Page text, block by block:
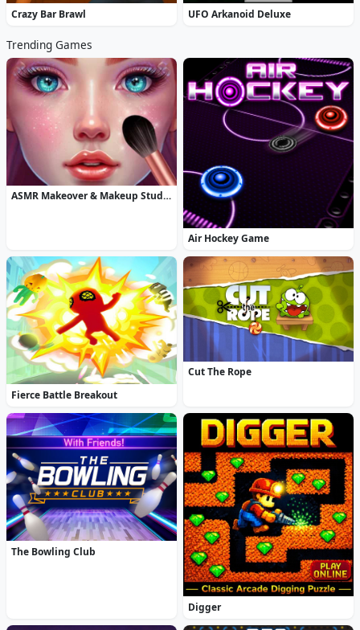
Crazy Bar Brawl UFO Arkanoid Deluxe
Trending Games
ASMR Makeover & Makeup Studio
Air Hockey Game
Fierce Battle Breakout
Cut The Rope
The Bowling Club
Digger